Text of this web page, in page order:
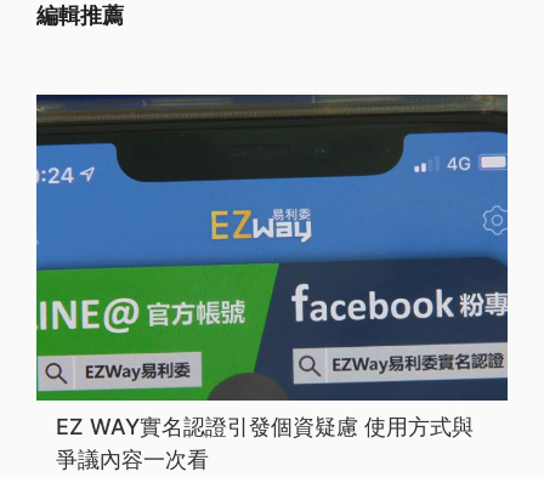
編輯推薦
EZ WAY實名認證引發個資疑慮 使用方式與
爭議內容一次看